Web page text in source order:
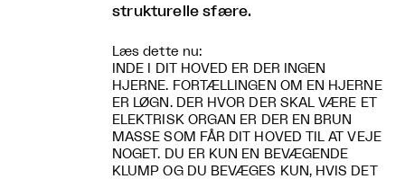
strukturelle sfære.
Læs dette nu:
INDE I DIT HOVED ER DER INGEN
HJERNE. FORTÆLLINGEN OM EN HJERNE
ER LØGN. DER HVOR DER SKAL VÆRE ET
ELEKTRISK ORGAN ER DER EN BRUN
MASSE SOM FÅR DIT HOVED TIL AT VEJE
NOGET. DU ER KUN EN BEVÆGENDE
KLUMP OG DU BEVÆGES KUN, HVIS DET